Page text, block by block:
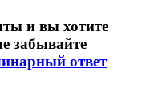
и вы хотите
забывайте
ответ